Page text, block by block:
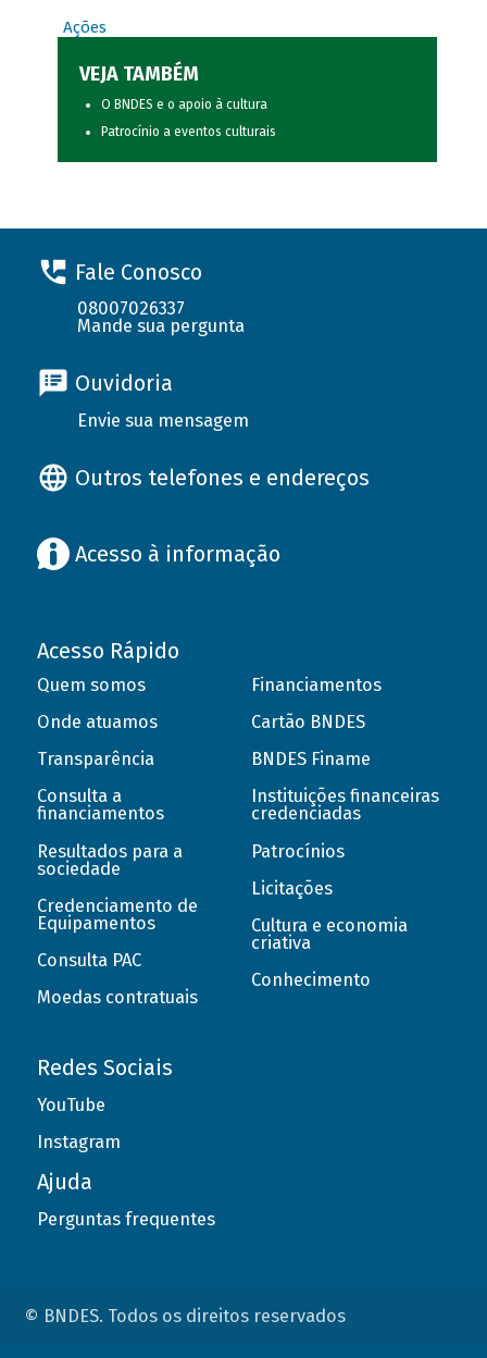
Ações
VEJA TAMBÉM
O BNDES e o apoio à cultura
Patrocínio a eventos culturais
Fale Conosco
08007026337
Mande sua pergunta
Ouvidoria
Envie sua mensagem
Outros telefones e endereços
Acesso à informação
Acesso Rápido
Quem somos
Onde atuamos
Transparência
Consulta a
financiamentos
Resultados para a
sociedade
Credenciamento de
Equipamentos
Consulta PAC
Moedas contratuais
Financiamentos
Cartão BNDES
BNDES Finame
Instituições financeiras
credenciadas
Patrocínios
Licitações
Cultura e economia
criativa
Conhecimento
Redes Sociais
YouTube
Instagram
Ajuda
Perguntas frequentes
© BNDES. Todos os direitos reservados